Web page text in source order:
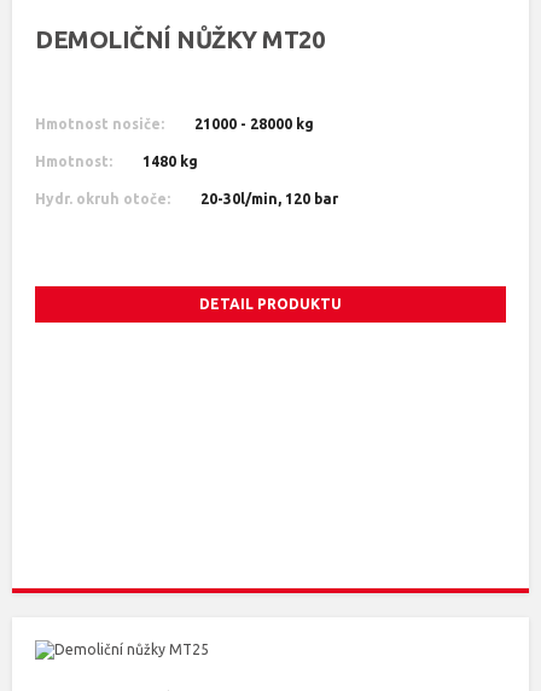
DEMOLIČNÍ NŮŽKY MT20
Hmotnost nosiče: 21000 - 28000 kg
Hmotnost: 1480 kg
Hydr. okruh otoče: 20-30l/min, 120 bar
DETAIL PRODUKTU